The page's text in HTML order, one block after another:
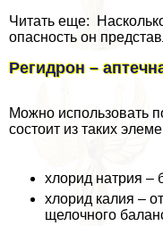
Читать еще:
опасность он
Регидрон –
Можно использовать
состоит из таких
хлорид натрия –
хлорид калия –
щелочного